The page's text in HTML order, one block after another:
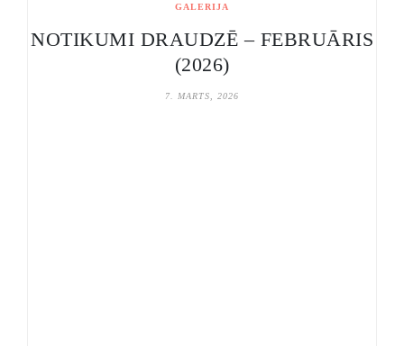
GALERIJA
NOTIKUMI DRAUDZĒ – FEBRUĀRIS
(2026)
7. MARTS, 2026